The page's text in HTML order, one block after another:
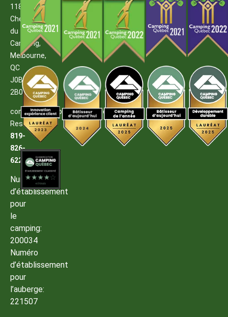
1185
Chemin
du
Camping,
Melbourne,
QC
J0B
2B0
contact@campingmelbourne.com
Reservations:
819-
826-
6222
Numéro
d’établissement
pour
le
camping:
200034
Numéro
d’établissement
pour
l’auberge:
221507